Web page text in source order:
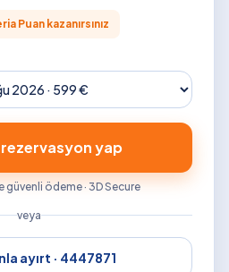
Puan kazanırsınız
rezervasyon yap
güvenli ödeme · 3D Secure
veya
ayırt · 4447871